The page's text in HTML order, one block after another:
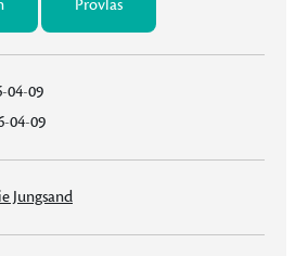
Provläs
04-09
04-09
Jungsand